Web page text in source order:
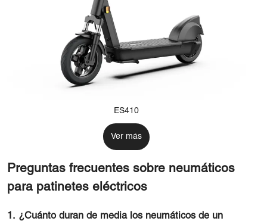
ES410
Ver más
Preguntas frecuentes sobre neumáticos
para patinetes eléctricos
1. ¿Cuánto duran de media los neumáticos de un